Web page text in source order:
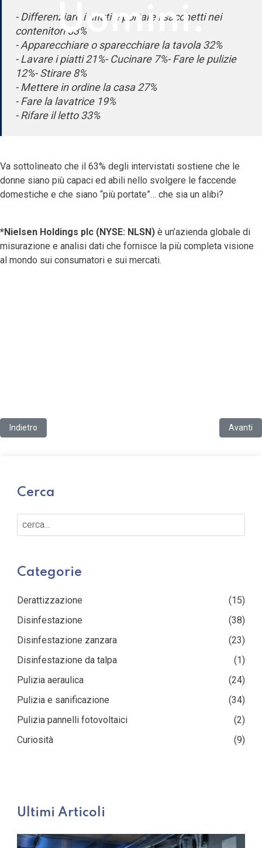
Uomini.
- Differenziare i rifiuti e portare i sacchetti nei
contenitori 53%
- Apparecchiare o sparecchiare la tavola 32%
- Lavare i piatti 21%- Cucinare 7%- Fare le pulizie
12%- Stirare 8%
- Mettere in ordine la casa 27%
- Fare la lavatrice 19%
- Rifare il letto 33%
Va sottolineato che il 63% degli intervistati sostiene che le
donne siano più capaci ed abili nello svolgere le faccende
domestiche e che siano “più portate”… che sia un alibi?
*Nielsen Holdings plc (NYSE: NLSN) è un’azienda globale di
misurazione e analisi dati che fornisce la più completa visione
al mondo sui consumatori e sui mercati.
Articolo precedente: Disinfezione e disinfestazione: c'è una bella
Indietro Articolo
Avanti
Cerca
Cerca...
Categorie
Derattizzazione
(15)
Disinfestazione
(38)
Disinfestazione zanzara
(23)
Disinfestazione da talpa
(1)
Pulizia aeraulica
(24)
Pulizia e sanificazione
(34)
Pulizia pannelli fotovoltaici
(2)
Curiosità
(9)
Ultimi Articoli